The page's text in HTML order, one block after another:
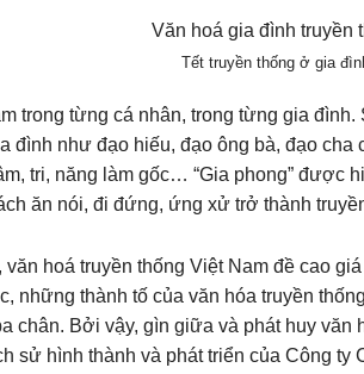
Tết truyền thống ở gia
trong từng cá nhân, trong từng gia
đình như đạo hiếu, đạo ông bà, đạo
tri, năng làm gốc… “Gia phong” được
ăn nói, đi đứng, ứng xử trở thành
hoá truyền thống Việt Nam đề cao
những thành tố của văn hóa truyền
chân. Bởi vậy, gìn giữa và phát huy
sử hình thành và phát triển của Công